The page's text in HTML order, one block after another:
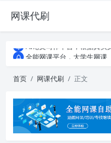
网课代刷
AI论文写作平台，根据真实
全能网课平台，大学生网课、成教、培
全能网课平台，大学生网课、成教、培
首页 网课代刷 正文